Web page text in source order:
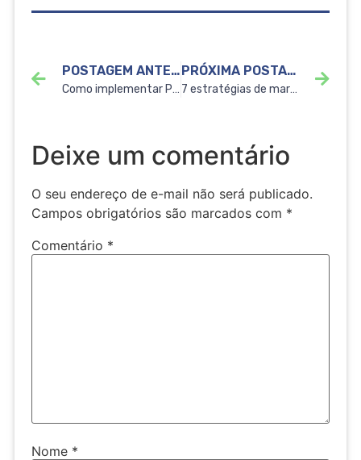
POSTAGEM ANTERIOR
Como implementar PIX em concessionárias?
PRÓXIMA POSTAGEM
7 estratégias de marketing para loja de motos
Deixe um comentário
O seu endereço de e-mail não será publicado.
Campos obrigatórios são marcados com *
Comentário *
Nome *